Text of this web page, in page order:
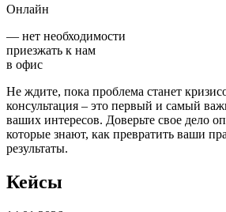
Онлайн
— нет необходимости
приезжать к нам
в офис
Не ждите, пока проблема станет
консультация – это первый и самый
ваших интересов. Доверьте свое дело
которые знают, как превратить ваши
результаты.
Кейсы